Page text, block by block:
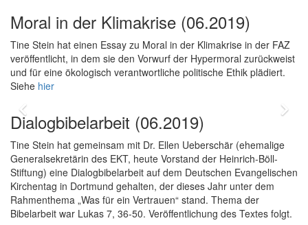
Moral in der Klimakrise (06.2019)
Tine Stein hat einen Essay zu Moral in der Klimakrise in der FAZ
veröffentlicht, in dem sie den Vorwurf der Hypermoral zurückweist
und für eine ökologisch verantwortliche politische Ethik plädiert.
Siehe hier
Dialogbibelarbeit (06.2019)
Tine Stein hat gemeinsam mit Dr. Ellen Ueberschär (ehemalige
Generalsekretärin des EKT, heute Vorstand der Heinrich-Böll-
Stiftung) eine Dialogbibelarbeit auf dem Deutschen Evangelischen
Kirchentag in Dortmund gehalten, der dieses Jahr unter dem
Rahmenthema „Was für ein Vertrauen“ stand. Thema der
Bibelarbeit war Lukas 7, 36-50. Veröffentlichung des Textes folgt.